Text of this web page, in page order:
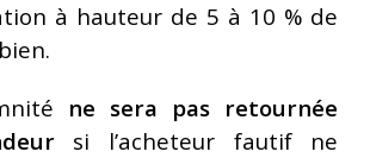
à hauteur de 5 à 10 % de
ne sera pas retournée
si l’acheteur fautif ne